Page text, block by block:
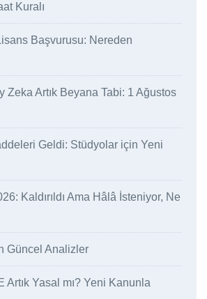
Kuralı
Başvurusu: Nereden
Zeka Artık Beyana Tabi: 1 Ağustos
Geldi: Stüdyolar için Yeni
Kaldırıldı Ama Hâlâ İsteniyor, Ne
Güncel Analizler
Artık Yasal mı? Yeni Kanunla